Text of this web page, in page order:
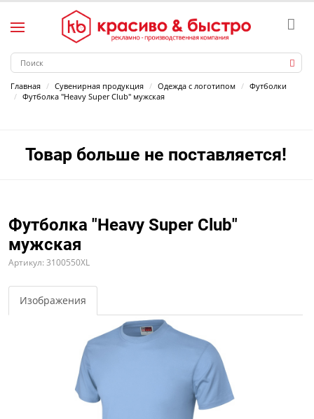
Главная Сувенирная продукция Одежда с логотипом
Футболки
Футболка "Heavy Super Club" мужская
Товар больше не поставляется!
Футболка "Heavy Super Club"
мужская
Артикул: 3100550XL
Изображения